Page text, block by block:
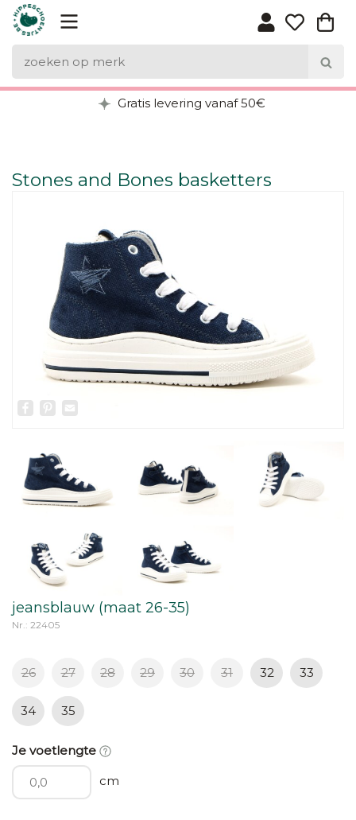
Gratis levering vanaf 50€
Stones and Bones basketters
Facebook
Pinterest
jeansblauw (maat 26-35)
Nr.: 22405
26 27 28 29 30 31 32 33
34 35
Je voetlengte
cm